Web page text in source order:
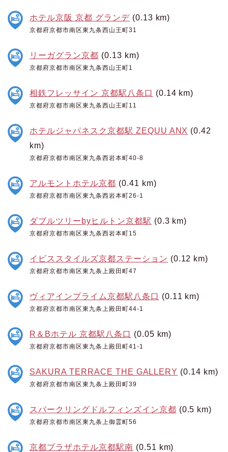
ホテル京阪 京都 グランデ(0.13 km)
京都府京都市南区東九条西山王町31
リーガグラン京都 (0.13 km)
京都府京都市南区東九条西山王町1
相鉄フレッサイン 京都駅八条口 (0.14 km)
京都府京都市南区東九条西山王町11
ホテルジャパネスク京都駅 ZEQUU ANX (0.42
km)
京都府京都市南区東九条西岩本町40-8
アルモントホテル京都 (0.41 km)
京都府京都市南区東九条西岩本町26-1
ダブルツリーbyヒルトン京都駅 (0.3 km)
京都府京都市南区東九条西岩本町15
イビススタイルズ京都ステーション (0.12 km)
京都府京都市南区東九条上殿田町47
ヴィアインプライム京都駅八条口 (0.11 km)
京都府京都市南区東九条上殿田町44-1
R＆Bホテル 京都駅八条口 (0.05 km)
京都府京都市南区東九条上殿田町41-1
SAKURA TERRACE THE GALLERY (0.14 km)
京都府京都市南区東九条上殿田町39
スパークリングドルフィンズイン京都 (0.5 km)
京都府京都市南区東九条上御霊町56
京都プラザホテル京都駅南 (0.51 km)